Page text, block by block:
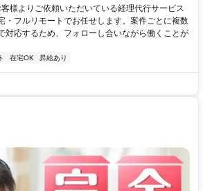
様よりご依頼いただいている経理代行サービス
・フルリモートでお任せします。案件ごとに複数
対応するため、フォローし合いながら働くことが
在宅OK 昇給あり